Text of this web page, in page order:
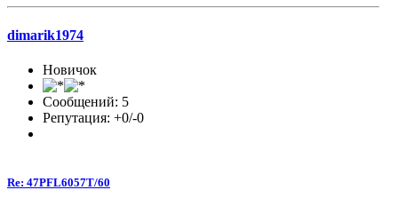
dimarik1974
Новичок
Сообщений: 5
Репутация: +0/-0
Re: 47PFL6057T/60